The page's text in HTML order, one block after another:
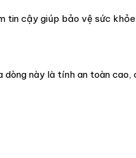
tin cậy giúp bảo vệ sức
này là tính an toàn cao,